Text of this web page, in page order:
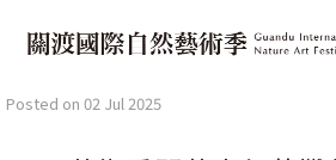
Posted on 02 Jul 2025